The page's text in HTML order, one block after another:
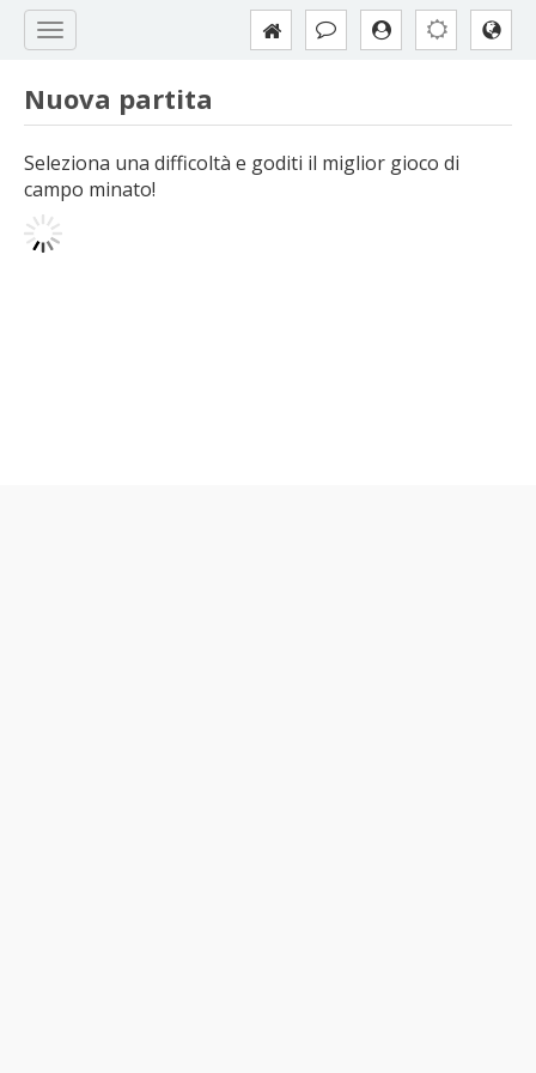
Nuova partita
Seleziona una difficoltà e goditi il miglior gioco di
campo minato!